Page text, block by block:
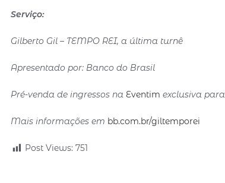
Serviço:
Gilberto Gil – TEMPO REI, a última turnê
Apresentado por: Banco do Brasil
Pré-venda de ingressos naEventim exclusiva
Mais informações em bb.com.br/giltemporei
Post Views: 751